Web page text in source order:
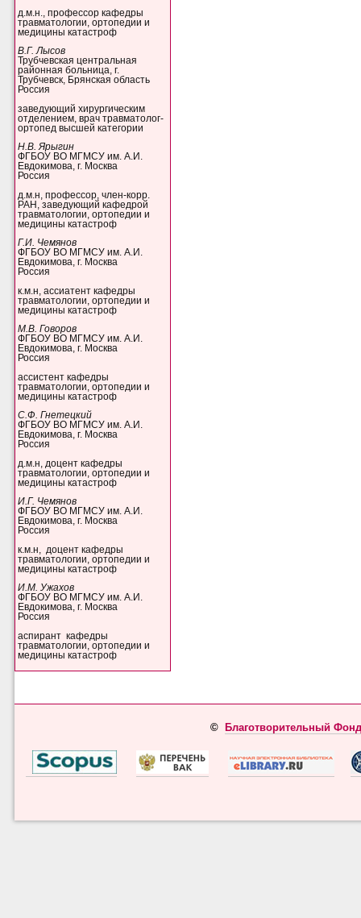
д.м.н., профессор кафедры
травматологии, ортопедии и
медицины катастроф
В.Г. Лысов
Трубчевская центральная
районная больница, г.
Трубчевск, Брянская область
Россия
заведующий хирургическим
отделением, врач травматолог-
ортопед высшей категории
Н.В. Ярыгин
ФГБОУ ВО МГМСУ им. А.И.
Евдокимова, г. Москва
Россия
д.м.н, профессор, член-корр.
РАН, заведующий кафедрой
травматологии, ортопедии и
медицины катастроф
Г.И. Чемянов
ФГБОУ ВО МГМСУ им. А.И.
Евдокимова, г. Москва
Россия
к.м.н, ассиатент кафедры
травматологии, ортопедии и
медицины катастроф
М.В. Говоров
ФГБОУ ВО МГМСУ им. А.И.
Евдокимова, г. Москва
Россия
ассистент кафедры
травматологии, ортопедии и
медицины катастроф
С.Ф. Гнетецкий
ФГБОУ ВО МГМСУ им. А.И.
Евдокимова, г. Москва
Россия
д.м.н, доцент кафедры
травматологии, ортопедии и
медицины катастроф
И.Г. Чемянов
ФГБОУ ВО МГМСУ им. А.И.
Евдокимова, г. Москва
Россия
к.м.н, доцент кафедры
травматологии, ортопедии и
медицины катастроф
И.М. Ужахов
ФГБОУ ВО МГМСУ им. А.И.
Евдокимова, г. Москва
Россия
аспирант кафедры
травматологии, ортопедии и
медицины катастроф
© Благотворительный